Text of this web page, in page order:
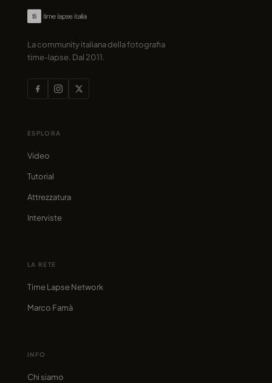
La community italiana della fotografia
time-lapse. Dal 2011.
ESPLORA
Video
Tutorial
Attrezzatura
Interviste
LA RETE
Time Lapse Network
Marco Famà
INFO
Chi siamo